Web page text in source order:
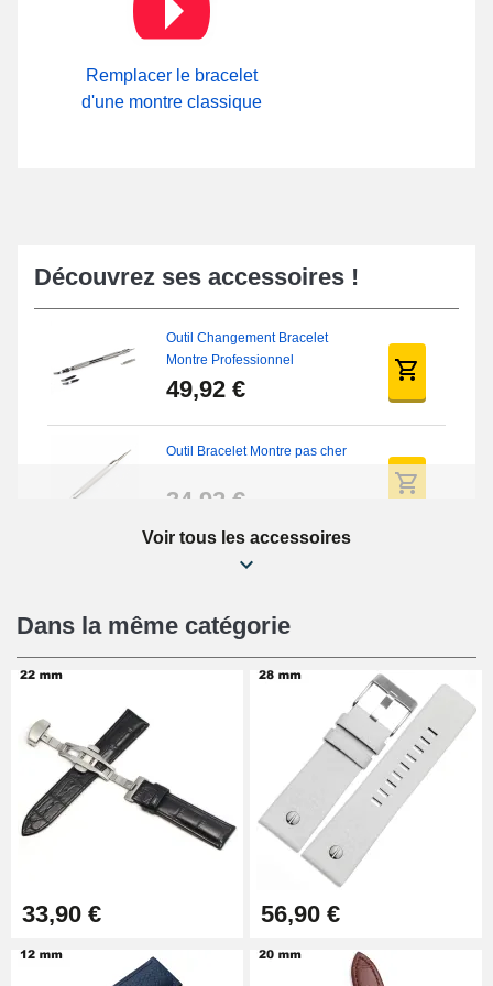
papillon de très bonne facture est installé sur ce type de bracelet
pour montre constitué à l'aide de cuir véritable. Sur notre
gamme de fermoirs à disposition.
Remplacer le bracelet
d'une montre classique
Découvrez ses accessoires !
Outil Changement Bracelet
Montre Professionnel
49,92 €
Outil Bracelet Montre pas cher
34,92 €
Kit Réparation Montre Débutant
16,90 €
Pied à Coulisse Numérique
Pince à Poinçonner (pince trou)
57,42 €
Pince Trou pour Bracelet de
Voir tous les accessoires
Dans la même catégorie
33,90 € 56,90 €